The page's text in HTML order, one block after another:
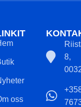
oss
8,